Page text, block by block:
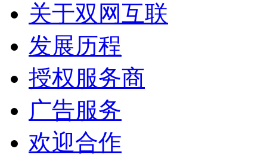
关于双网互联
发展历程
授权服务商
广告服务
欢迎合作